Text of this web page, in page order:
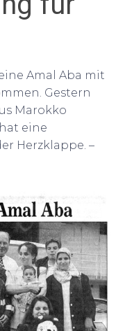
Amal Aba mit
Gestern
Marokko
eine
Herzklappe. –